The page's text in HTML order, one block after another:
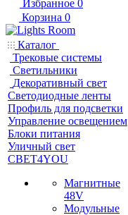
Избранное 0
Корзина 0
Каталог
Трековые системы
Светильники
Декоративный свет
Светодиодные ленты
Профиль для подсветки
Управление освещением
Блоки питания
Уличный свет
СВЕТ4YOU
Магнитные
48V
Модульные